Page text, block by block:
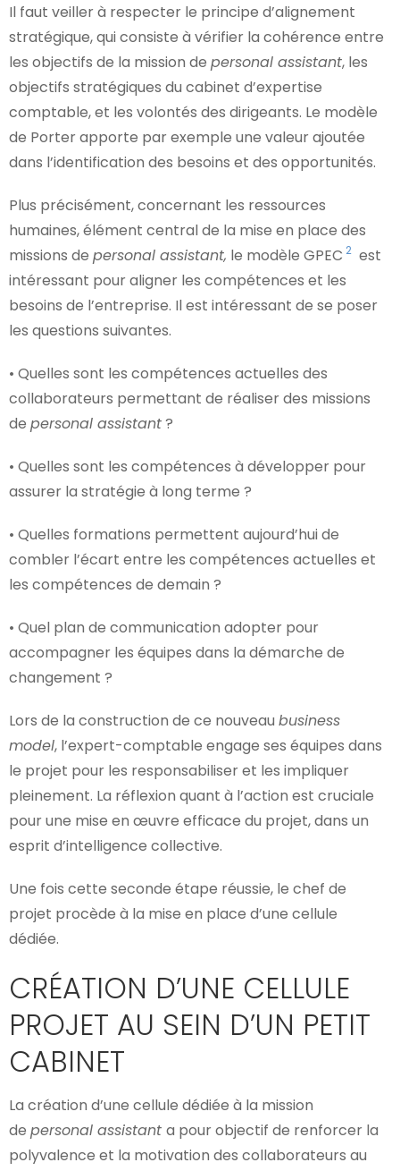
Il faut veiller à respecter le principe d’alignement
stratégique, qui consiste à vérifier la cohérence entre
les objectifs de la mission de personal assistant, les
objectifs stratégiques du cabinet d’expertise
comptable, et les volontés des dirigeants. Le modèle
de Porter apporte par exemple une valeur ajoutée
dans l’identification des besoins et des opportunités.
Plus précisément, concernant les ressources
humaines, élément central de la mise en place des
missions de personal assistant, le modèle GPEC 2 est
intéressant pour aligner les compétences et les
besoins de l’entreprise. Il est intéressant de se poser
les questions suivantes.
• Quelles sont les compétences actuelles des
collaborateurs permettant de réaliser des missions
de personal assistant?
• Quelles sont les compétences à développer pour
assurer la stratégie à long terme ?
• Quelles formations permettent aujourd’hui de
combler l’écart entre les compétences actuelles et
les compétences de demain ?
• Quel plan de communication adopter pour
accompagner les équipes dans la démarche de
changement ?
Lors de la construction de ce nouveau business
model, l’expert-comptable engage ses équipes dans
le projet pour les responsabiliser et les impliquer
pleinement. La réflexion quant à l’action est cruciale
pour une mise en œuvre efficace du projet, dans un
esprit d’intelligence collective.
Une fois cette seconde étape réussie, le chef de
projet procède à la mise en place d’une cellule
dédiée.
CRÉATION D’UNE CELLULE
PROJET AU SEIN D’UN PETIT
CABINET
La création d’une cellule dédiée à la mission
de personal assistant a pour objectif de renforcer la
polyvalence et la motivation des collaborateurs au